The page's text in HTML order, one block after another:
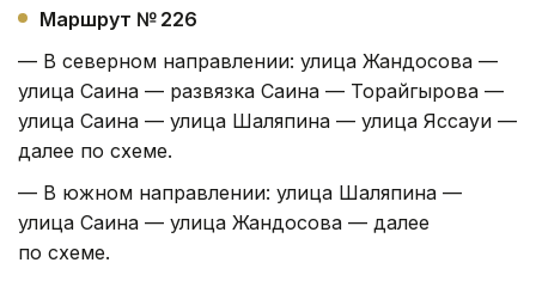
Маршрут № 226
— В северном направлении: улица Жандосова —
улица Саина — развязка Саина — Торайгырова —
улица Саина — улица Шаляпина — улица Яссауи —
далее по схеме.
— В южном направлении: улица Шаляпина —
улица Саина — улица Жандосова — далее
по схеме.